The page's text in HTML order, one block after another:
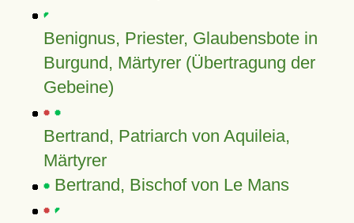
Benignus, Priester, Glaubensbote in
Burgund, Märtyrer (Übertragung der
Gebeine)
Bertrand, Patriarch von Aquileia,
Märtyrer
Bertrand, Bischof von Le Mans